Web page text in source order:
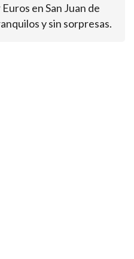
en San Juan de
y sin sorpresas.